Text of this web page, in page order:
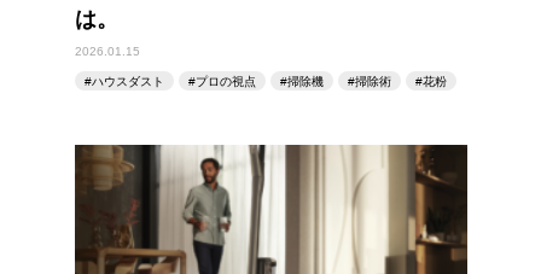
は。
2026.01.15
ハウスダスト プロの視点 掃除機 掃除術 花粉